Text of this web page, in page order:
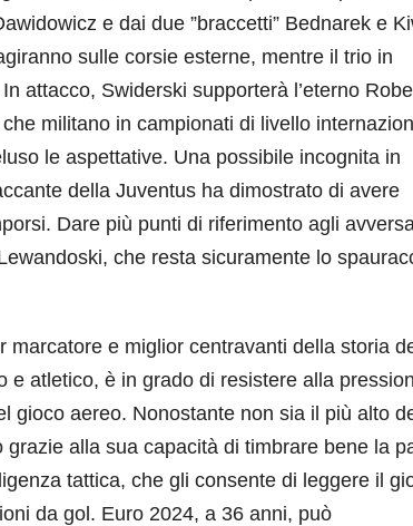
e dai due ”braccetti” Bednarek e
sulle corsie esterne, mentre il trio in
attacco, Swiderski supporterà l’eterno
militano in campionati di livello
le aspettative. Una possibile incognita in
della Juventus ha dimostrato di avere
Dare più punti di riferimento agli
che resta sicuramente lo
e miglior centravanti della storia
e atletico, è in grado di resistere alla
gioco aereo. Nonostante non sia il più alto
alla sua capacità di timbrare bene la
tattica, che gli consente di leggere il
da gol. Euro 2024, a 36 anni, può